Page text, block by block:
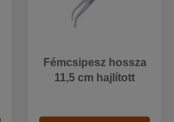
Fémcsipesz hossza
11,5 cm hajlított